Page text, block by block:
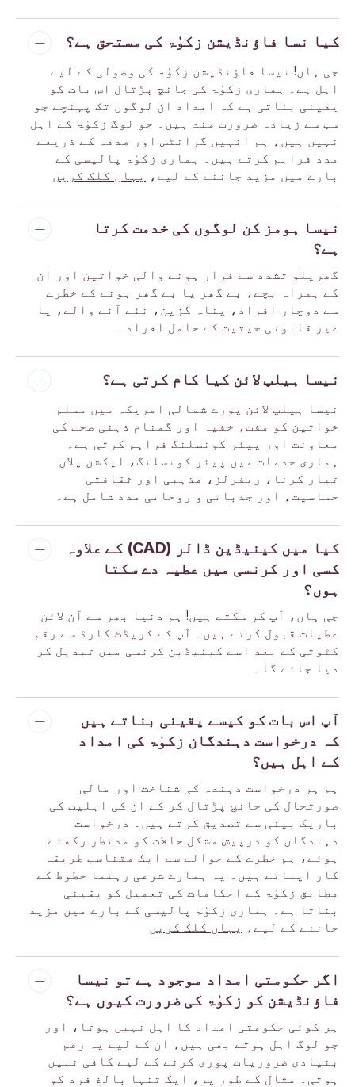
کیا نسا فاؤنڈیشن زکوٰۃ کی مستحق ہے؟
جی ہاں! نیسا فاؤنڈیشن زکوٰۃ کی وصولی کے لیے
اہل ہے۔ ہماری زکوٰۃ کی جانچ پڑتال اس بات کو
یقینی بناتی ہے کہ امداد ان لوگوں تک پہنچے جو
سب سے زیادہ ضرورت مند ہیں۔ جو لوگ زکوٰۃ کے اہل
نہیں ہیں، ہم انہیں گرانٹس اور صدقہ کے ذریعے
مدد فراہم کرتے ہیں۔ ہماری زکوٰۃ پالیسی کے
بارے میں مزید جاننے کے لیے،
یہاں کلک کریں
نیسا ہومز کن لوگوں کی خدمت کرتا
ہے؟
گھریلو تشدد سے فرار ہونے والی خواتین اور ان
کے ہمراہ بچے، بے گھر یا بے گھر ہونے کے خطرے
سے دوچار افراد، پناہ گزین، نئے آنے والے، یا
غیر قانونی حیثیت کے حامل افراد۔
نیسا ہیلپ لائن کیا کام کرتی ہے؟
نیسا ہیلپ لائن پورے شمالی امریکہ میں مسلم
خواتین کو مفت، خفیہ اور گمنام ذہنی صحت کی
معاونت اور پیئر کونسلنگ فراہم کرتی ہے۔
ہماری خدمات میں پیئر کونسلنگ، ایکشن پلان
تیار کرنا، ریفرلز، مذہبی اور ثقافتی
حساسیت، اور جذباتی و روحانی مدد شامل ہے۔
کیا میں کینیڈین ڈالر (CAD) کے علاوہ
کسی اور کرنسی میں عطیہ دے سکتا
ہوں؟
جی ہاں، آپ کر سکتے ہیں! ہم دنیا بھر سے آن لائن
عطیات قبول کرتے ہیں۔ آپ کے کریڈٹ کارڈ سے رقم
کٹوتی کے بعد اسے کینیڈین کرنسی میں تبدیل کر
دیا جائے گا۔
آپ اس بات کو کیسے یقینی بناتے ہیں
کہ درخواست دہندگان زکوٰۃ کی امداد
کے اہل ہیں؟
ہم ہر درخواست دہندہ کی شناخت اور مالی
صورتحال کی جانچ پڑتال کر کے ان کی اہلیت کی
باریک بینی سے تصدیق کرتے ہیں۔ درخواست
دہندگان کو درپیش مشکل حالات کو مدنظر رکھتے
ہوئے، ہم خطرے کے حوالے سے ایک متناسب طریقہ
کار اپناتے ہیں۔ یہ ہمارے شرعی رہنما خطوط کے
مطابق زکوٰۃ کے احکامات کی تعمیل کو یقینی
بناتا ہے۔ ہماری زکوٰۃ پالیسی کے بارے میں مزید
جاننے کے لیے،
یہاں کلک کریں
اگر حکومتی امداد موجود ہے تو نیسا
فاؤنڈیشن کو زکوٰۃ کی ضرورت کیوں ہے؟
ہر کوئی حکومتی امداد کا اہل نہیں ہوتا، اور
جو لوگ اہل ہوتے بھی ہیں، ان کے لیے یہ رقم
بنیادی ضروریات پوری کرنے کے لیے کافی نہیں
ہوتی۔ مثال کے طور پر، ایک تنہا بالغ فرد کو